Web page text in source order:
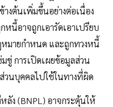
งต้นเพิ่มขึ้นอย่างต่อเนื่อง
นี้อาจถูกเอารัดเอาเปรียบ
มายกำหนด และถูกทวงหนี้
ขู่ การเปิดเผยข้อมูลส่วน
วนบุคคลไปใช้ในทางที่ผิด
ลัง (BNPL) อาจกระตุ้นให้